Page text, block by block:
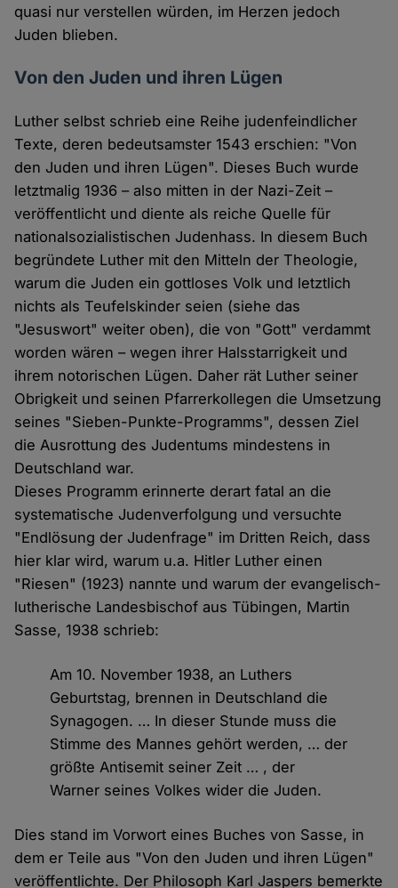
quasi nur verstellen würden, im Herzen jedoch
Juden blieben.
Von den Juden und ihren Lügen
Luther selbst schrieb eine Reihe judenfeindlicher
Texte, deren bedeutsamster 1543 erschien: "Von
den Juden und ihren Lügen". Dieses Buch wurde
letztmalig 1936 – also mitten in der Nazi-Zeit –
veröffentlicht und diente als reiche Quelle für
nationalsozialistischen Judenhass. In diesem Buch
begründete Luther mit den Mitteln der Theologie,
warum die Juden ein gottloses Volk und letztlich
nichts als Teufelskinder seien (siehe das
"Jesuswort" weiter oben), die von "Gott" verdammt
worden wären – wegen ihrer Halsstarrigkeit und
ihrem notorischen Lügen. Daher rät Luther seiner
Obrigkeit und seinen Pfarrerkollegen die Umsetzung
seines "Sieben-Punkte-Programms", dessen Ziel
die Ausrottung des Judentums mindestens in
Deutschland war.
Dieses Programm erinnerte derart fatal an die
systematische Judenverfolgung und versuchte
"Endlösung der Judenfrage" im Dritten Reich, dass
hier klar wird, warum u.a. Hitler Luther einen
"Riesen" (1923) nannte und warum der evangelisch-
lutherische Landesbischof aus Tübingen, Martin
Sasse, 1938 schrieb:
Am 10. November 1938, an Luthers
Geburtstag, brennen in Deutschland die
Synagogen. … In dieser Stunde muss die
Stimme des Mannes gehört werden, … der
größte Antisemit seiner Zeit … , der
Warner seines Volkes wider die Juden.
Dies stand im Vorwort eines Buches von Sasse, in
dem er Teile aus "Von den Juden und ihren Lügen"
veröffentlichte. Der Philosoph Karl Jaspers bemerkte